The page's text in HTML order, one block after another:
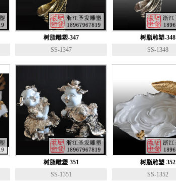
树脂雕塑-347
SS-1347
树脂雕塑-348
SS-1348
树脂雕塑-351
SS-1351
树脂雕塑-352
SS-1352